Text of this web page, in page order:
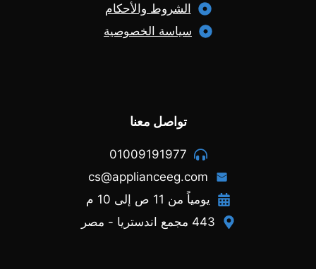
الشروط والأحكام
سياسة الخصوصية
تواصل معنا
01009191977
cs@applianceeg.com
يومياً من 11 ص إلى 10 م
443 مجمع اندستريا - مصر